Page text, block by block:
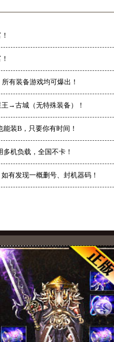
有装备游戏均可爆出！
→古城（无特殊装备）！
装B，只要你有时间！
机负载，全国不卡！
有发现一概删号、封机器码！